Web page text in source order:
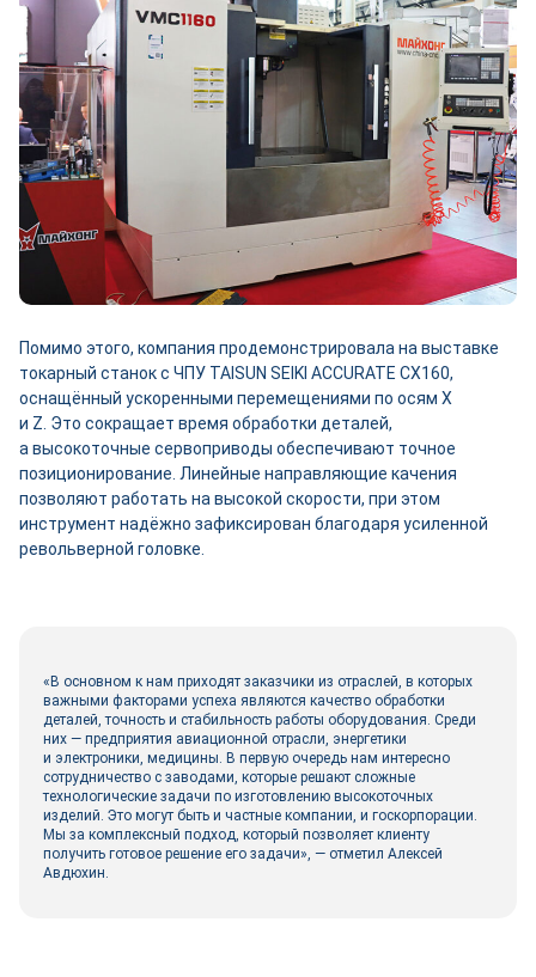
Помимо этого, компания продемонстрировала на выставке
токарный станок с ЧПУ TAISUN SEIKI ACCURATE CX160,
оснащённый ускоренными перемещениями по осям X
и Z. Это сокращает время обработки деталей,
а высокоточные сервоприводы обеспечивают точное
позиционирование. Линейные направляющие качения
позволяют работать на высокой скорости, при этом
инструмент надёжно зафиксирован благодаря усиленной
револьверной головке.
«В основном к нам приходят заказчики из отраслей, в которых
важными факторами успеха являются качество обработки
деталей, точность и стабильность работы оборудования. Среди
них — предприятия авиационной отрасли, энергетики
и электроники, медицины. В первую очередь нам интересно
сотрудничество с заводами, которые решают сложные
технологические задачи по изготовлению высокоточных
изделий. Это могут быть и частные компании, и госкорпорации.
Мы за комплексный подход, который позволяет клиенту
получить готовое решение его задачи», — отметил Алексей
Авдюхин.